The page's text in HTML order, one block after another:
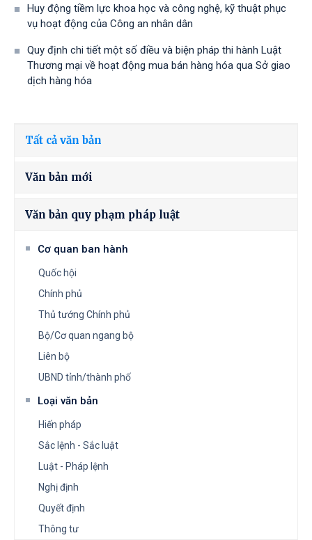
Huy động tiềm lực khoa học và công nghệ, kỹ thuật phục
vụ hoạt động của Công an nhân dân
Quy định chi tiết một số điều và biện pháp thi hành Luật
Thương mại về hoạt động mua bán hàng hóa qua Sở giao
dịch hàng hóa
Tất cả văn bản
Văn bản mới
Văn bản quy phạm pháp luật
Cơ quan ban hành
Quốc hội
Chính phủ
Thủ tướng Chính phủ
Bộ/Cơ quan ngang bộ
Liên bộ
UBND tỉnh/thành phố
Loại văn bản
Hiến pháp
Sắc lệnh - Sắc luật
Luật - Pháp lệnh
Nghị định
Quyết định
Thông tư